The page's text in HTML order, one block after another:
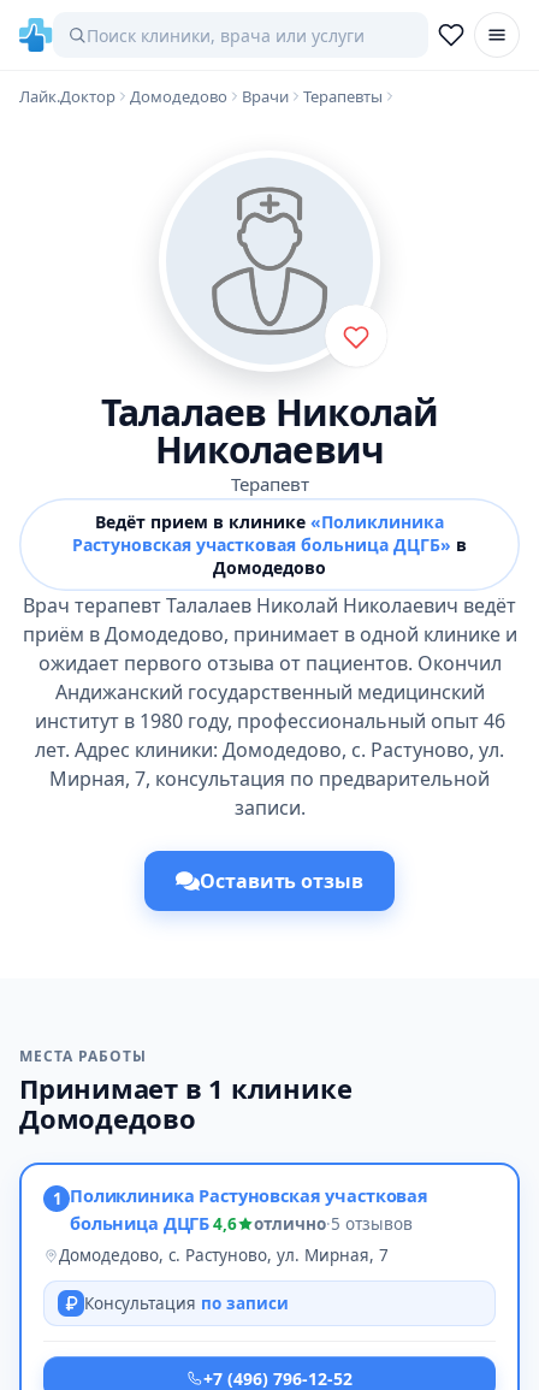
Лайк.Доктор Домодедово Врачи Терапевты
Талалаев Николай
Николаевич
Терапевт
Ведёт прием в клинике «Поликлиника
Растуновская участковая больница ДЦГБ» в
Домодедово
Врач терапевт Талалаев Николай Николаевич ведёт
приём в Домодедово, принимает в одной клинике и
ожидает первого отзыва от пациентов. Окончил
Андижанский государственный медицинский
институт в 1980 году, профессиональный опыт 46
лет. Адрес клиники: Домодедово, с. Растуново, ул.
Мирная, 7, консультация по предварительной
записи.
Оставить отзыв
МЕСТА РАБОТЫ
Принимает в 1 клинике
Домодедово
1 Поликлиника Растуновская участковая
больница ДЦГБ4,6 отлично·5 отзывов
Домодедово, с. Растуново, ул. Мирная, 7
Консультация по записи
+7 (496) 796-12-52